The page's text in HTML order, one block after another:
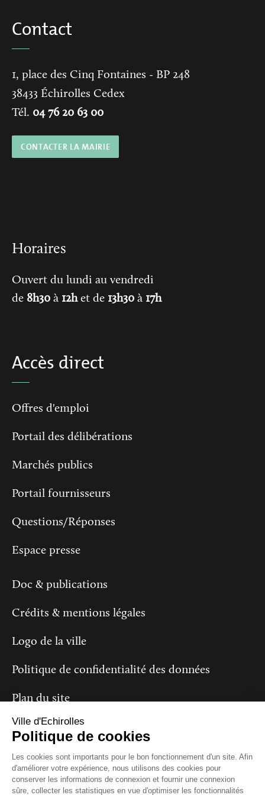
Contact
1, place des Cinq Fontaines - BP 248
38433 Échirolles Cedex
Tél. 04 76 20 63 00
CONTACTER LA MAIRIE
Horaires
Ouvert du lundi au vendredi
de 8h30 à 12het de 13h30 à 17h
Accès direct
Offres d'emploi
Portail des délibérations
Marchés publics
Portail fournisseurs
Questions/Réponses
Espace presse
Doc & publications
Crédits & mentions légales
Logo de la ville
Politique de confidentialité des données
Plan du site
Suivez-nous
Ville d'Echirolles
Politique de cookies
Les cookies sont importants pour le bon fonctionnement d'un site. Afin
d'améliorer votre expérience, nous utilisons des cookies pour
conserver les informations de connexion et fournir une connexion
sûre, collecter les statistiques en vue d'optimiser les fonctionnalités